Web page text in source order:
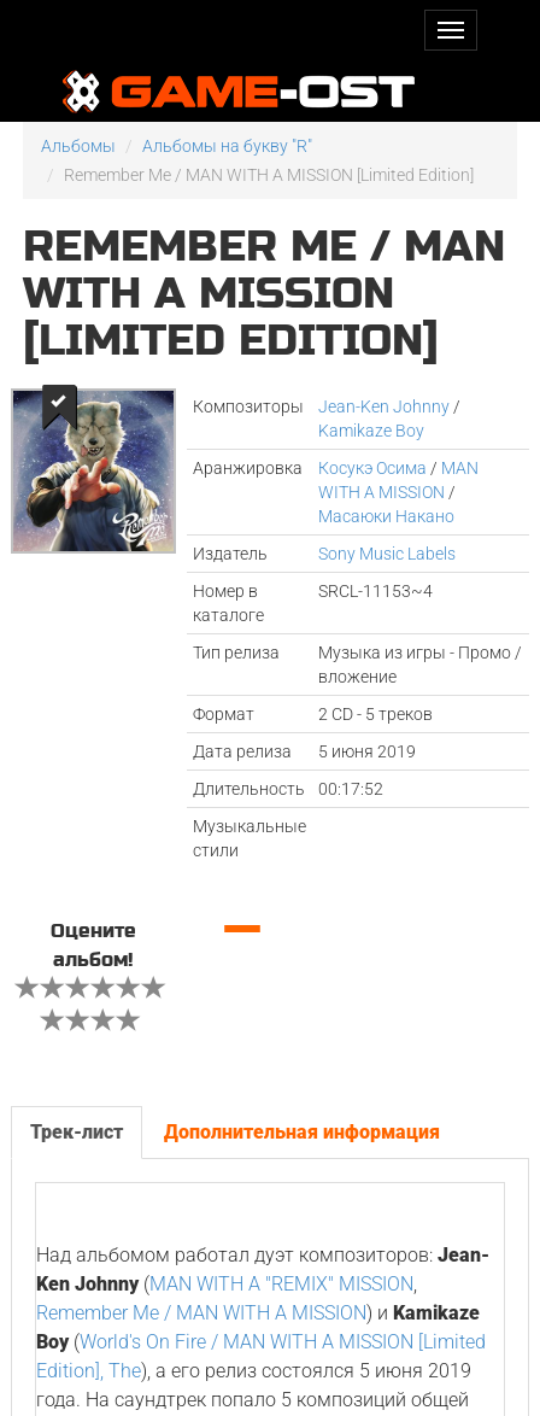
Альбомы
Альбомы на букву "R"
Remember Me / MAN WITH A MISSION [Limited Edition]
REMEMBER ME / MAN
WITH A MISSION
[LIMITED EDITION]
Композиторы Jean-Ken Johnny /
Kamikaze Boy
Аранжировка
Косукэ Осима / MAN
WITH A MISSION /
Масаюки Накано
Издатель
Sony Music Labels
Номер в
каталоге
SRCL-11153~4
Тип релиза
Музыка из игры - Промо /
вложение
Формат
2 CD - 5 треков
Дата релиза
5 июня 2019
Длительность
00:17:52
Музыкальные
стили
Оцените
альбом!
—
Трек-лист Дополнительная информация
Над альбомом работал дуэт композиторов: Jean-
Ken Johnny(MAN WITH A "REMIX" MISSION,
Remember Me / MAN WITH A MISSION) и Kamikaze
Boy(World's On Fire / MAN WITH A MISSION [Limited
Edition], The), а его релиз состоялся 5 июня 2019
года. На саундтрек попало 5 композиций общей